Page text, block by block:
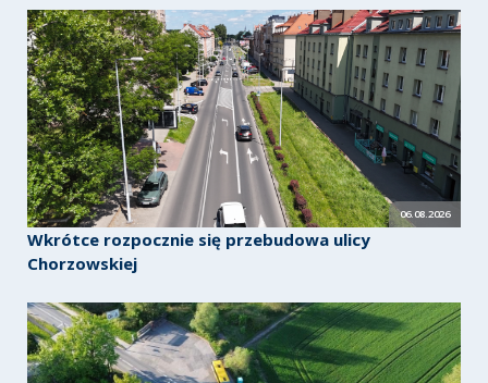
06.08.2026
Wkrótce rozpocznie się przebudowa ulicy
Chorzowskiej